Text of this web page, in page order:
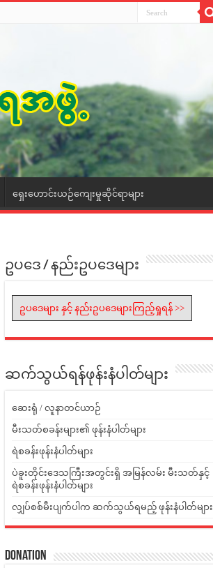
ရှေးဟောင်းယဉ်ကျေးမှုဆိုင်ရာများ
ဥပဒေ / နည်းဥပဒေများ
ဥပဒေများ နှင့် နည်းဥပဒေများကြည့်ရှုရန် >>
ဆက်သွယ်ရန်ဖုန်းနံပါတ်များ
ဆေးရုံ / လူနာတင်ယာဉ်
မီးသတ်စခန်းများ၏ ဖုန်းနံပါတ်များ
ရဲစခန်းဖုန်းနံပါတ်များ
ပဲခူးတိုင်းဒေသကြီးအတွင်းရှိ အမြန်လမ်း မီးသတ်နှင့်
ရဲစခန်းဖုန်းနံပါတ်များ
လျှပ်စစ်မီးပျက်ပါက ဆက်သွယ်ရမည့် ဖုန်းနံပါတ်များ
Donation